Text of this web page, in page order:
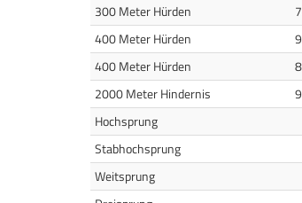
300 Meter Hürden
400 Meter Hürden
400 Meter Hürden
2000 Meter Hindernis
Hochsprung
Stabhochsprung
Weitsprung